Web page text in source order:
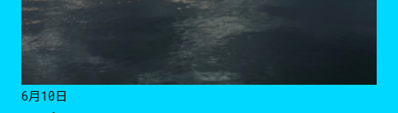
6月10日